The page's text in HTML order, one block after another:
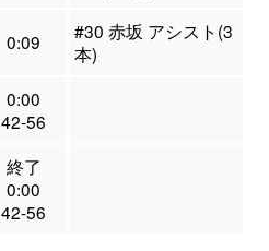
0:09
#30 赤坂 アシスト(3
本)
0:00
42-56
終了
0:00
42-56